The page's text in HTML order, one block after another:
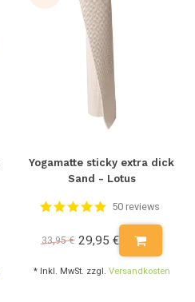
Yogamatte sticky extra dick
Sand - Lotus
50 reviews
33,95 € 29,95 €
* Inkl. MwSt. zzgl. Versandkosten